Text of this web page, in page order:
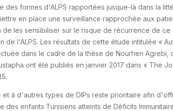
formes d'ALPS rapportées jusque-là dans la
en place une surveillance rapprochée aux
les sensibiliser sur le risque de récurrence de
l'ALPS. Les résultats de cette étude intitulée «
dans le cadre de la thèse de Nourhen
ont été publiés en janvier 2017 dans « The
à d'autres types de DIPs reste prioritaire afin
enfants Tunisiens atteints de Déficits